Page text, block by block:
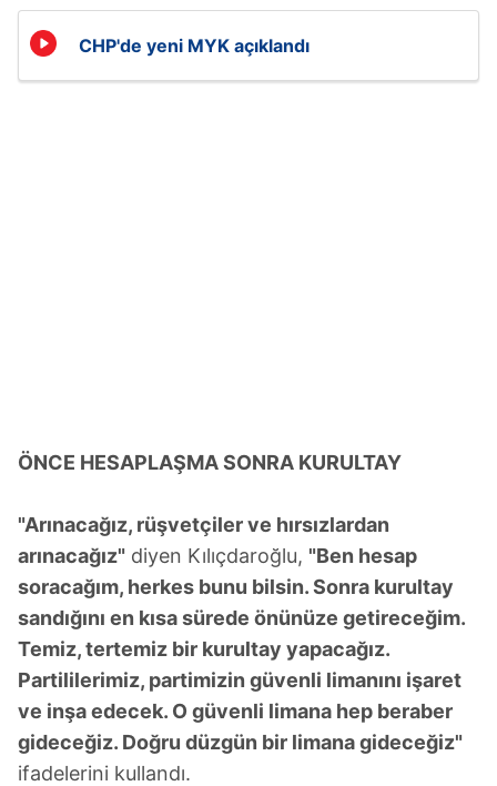
CHP'de yeni MYK açıklandı
ÖNCE HESAPLAŞMA SONRA KURULTAY
"Arınacağız, rüşvetçiler ve hırsızlardan
arınacağız" diyen Kılıçdaroğlu, "Ben hesap
soracağım, herkes bunu bilsin. Sonra kurultay
sandığını en kısa sürede önünüze getireceğim.
Temiz, tertemiz bir kurultay yapacağız.
Partililerimiz, partimizin güvenli limanını işaret
ve inşa edecek. O güvenli limana hep beraber
gideceğiz. Doğru düzgün bir limana gideceğiz"
ifadelerini kullandı.